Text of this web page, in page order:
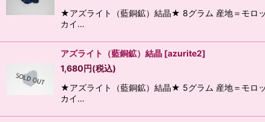
★アズライト（藍銅鉱）結晶★ 8グラム 産地＝モロ
カイ…
アズライト（藍銅鉱）結晶 [azurite2]
1,680円(税込)
★アズライト（藍銅鉱）結晶★ 5グラム 産地＝モロ
カイ…